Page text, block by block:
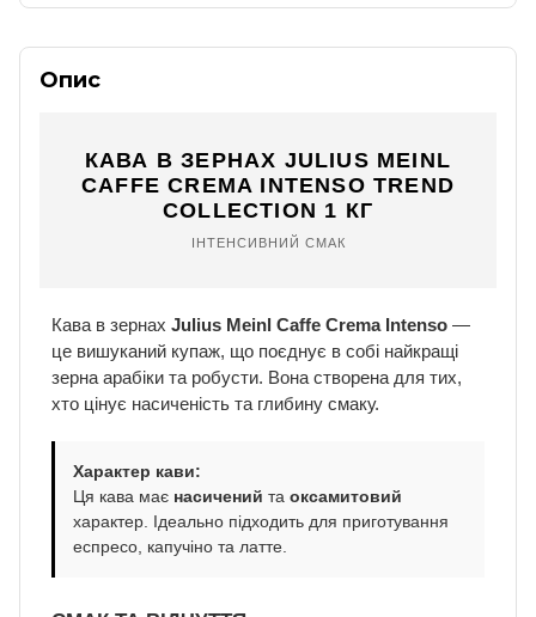
Опис
КАВА В ЗЕРНАХ JULIUS MEINL
CAFFE CREMA INTENSO TREND
COLLECTION 1 КГ
ІНТЕНСИВНИЙ СМАК
Кава в зернах Julius Meinl Caffe Crema Intenso —
це вишуканий купаж, що поєднує в собі найкращі
зерна арабіки та робусти. Вона створена для тих,
хто цінує насиченість та глибину смаку.
Характер кави:
Ця кава має насичений та оксамитовий
характер. Ідеально підходить для приготування
еспресо, капучіно та латте.